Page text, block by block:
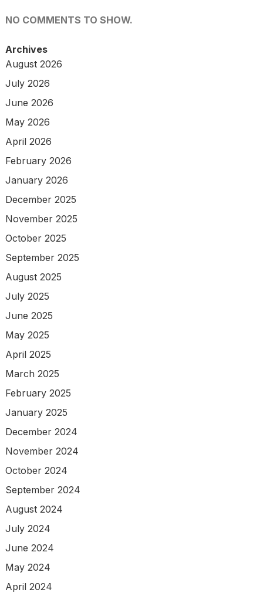
NO COMMENTS TO SHOW.
Archives
August 2026
July 2026
June 2026
May 2026
April 2026
February 2026
January 2026
December 2025
November 2025
October 2025
September 2025
August 2025
July 2025
June 2025
May 2025
April 2025
March 2025
February 2025
January 2025
December 2024
November 2024
October 2024
September 2024
August 2024
July 2024
June 2024
May 2024
April 2024